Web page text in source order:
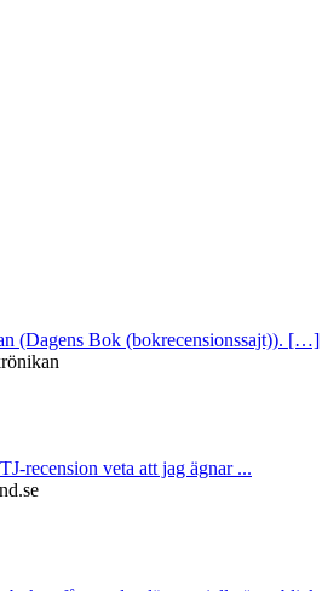
(Dagens Bok (bokrecensionssajt)). […]
recension veta att jag ägnar ...